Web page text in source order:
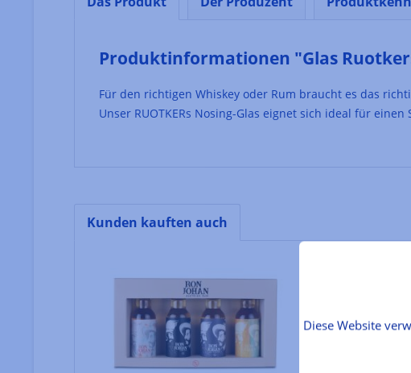
Produktinformationen "Glas
Für den richtigen Whiskey oder Rum braucht es das
Unser RUOTKERs Nosing-Glas eignet sich ideal für
Kunden kauften auch
Diese Website